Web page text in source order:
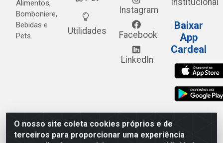
O nosso site coleta cookies próprios e de
terceiros para proporcionar uma experiência
Alimentos,
Bomboniere,
Bebidas e
Pets.
Utilidades
Instagram
Facebook
LinkedIn
Institucional
Baixar
App
Cardeal
Cardeal Distribuidora - Estrada Alto do Moura, 582 - Alto
do Moura - Caruaru/PE - CEP 55.040-120 - CNPJ